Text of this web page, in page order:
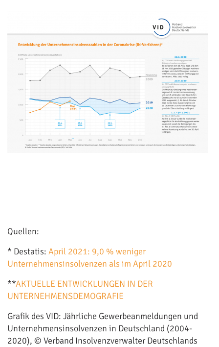
Quellen:
* Destatis: April 2021: 9,0 % weniger
Unternehmensinsolvenzen als im April 2020
**AKTUELLE ENTWICKLUNGEN IN DER
UNTERNEHMENSDEMOGRAFIE
Grafik des VID: Jährliche Gewerbeanmeldungen und
Unternehmensinsolvenzen in Deutschland (2004-
2020), © Verband Insolvenzverwalter Deutschlands